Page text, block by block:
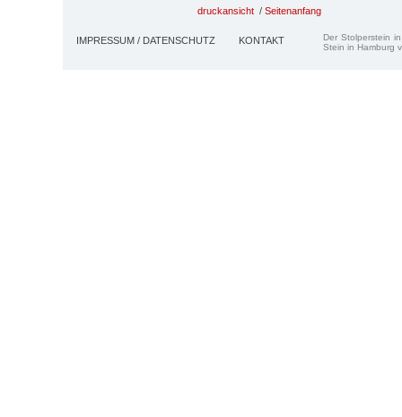
druckansicht / Seitenanfang
IMPRESSUM / DATENSCHUTZ KONTAKT
Der Stolperstein
Stein in Hamburg